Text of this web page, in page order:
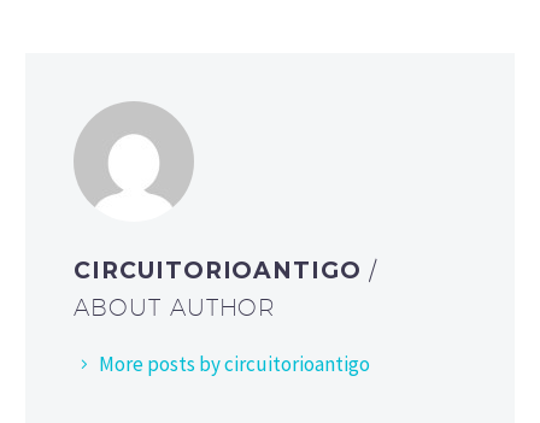
CIRCUITORIOANTIGO/
ABOUT AUTHOR
More posts by circuitorioantigo